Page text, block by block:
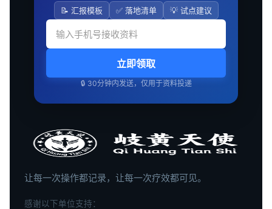
📝 汇报模板 ✅ 落地清单 💡 试点建议
立即领取
🔒 30分钟内发送，仅用于资料投递
让每一次操作都记录，让每一次疗效都可见。
感谢以下单位支持：